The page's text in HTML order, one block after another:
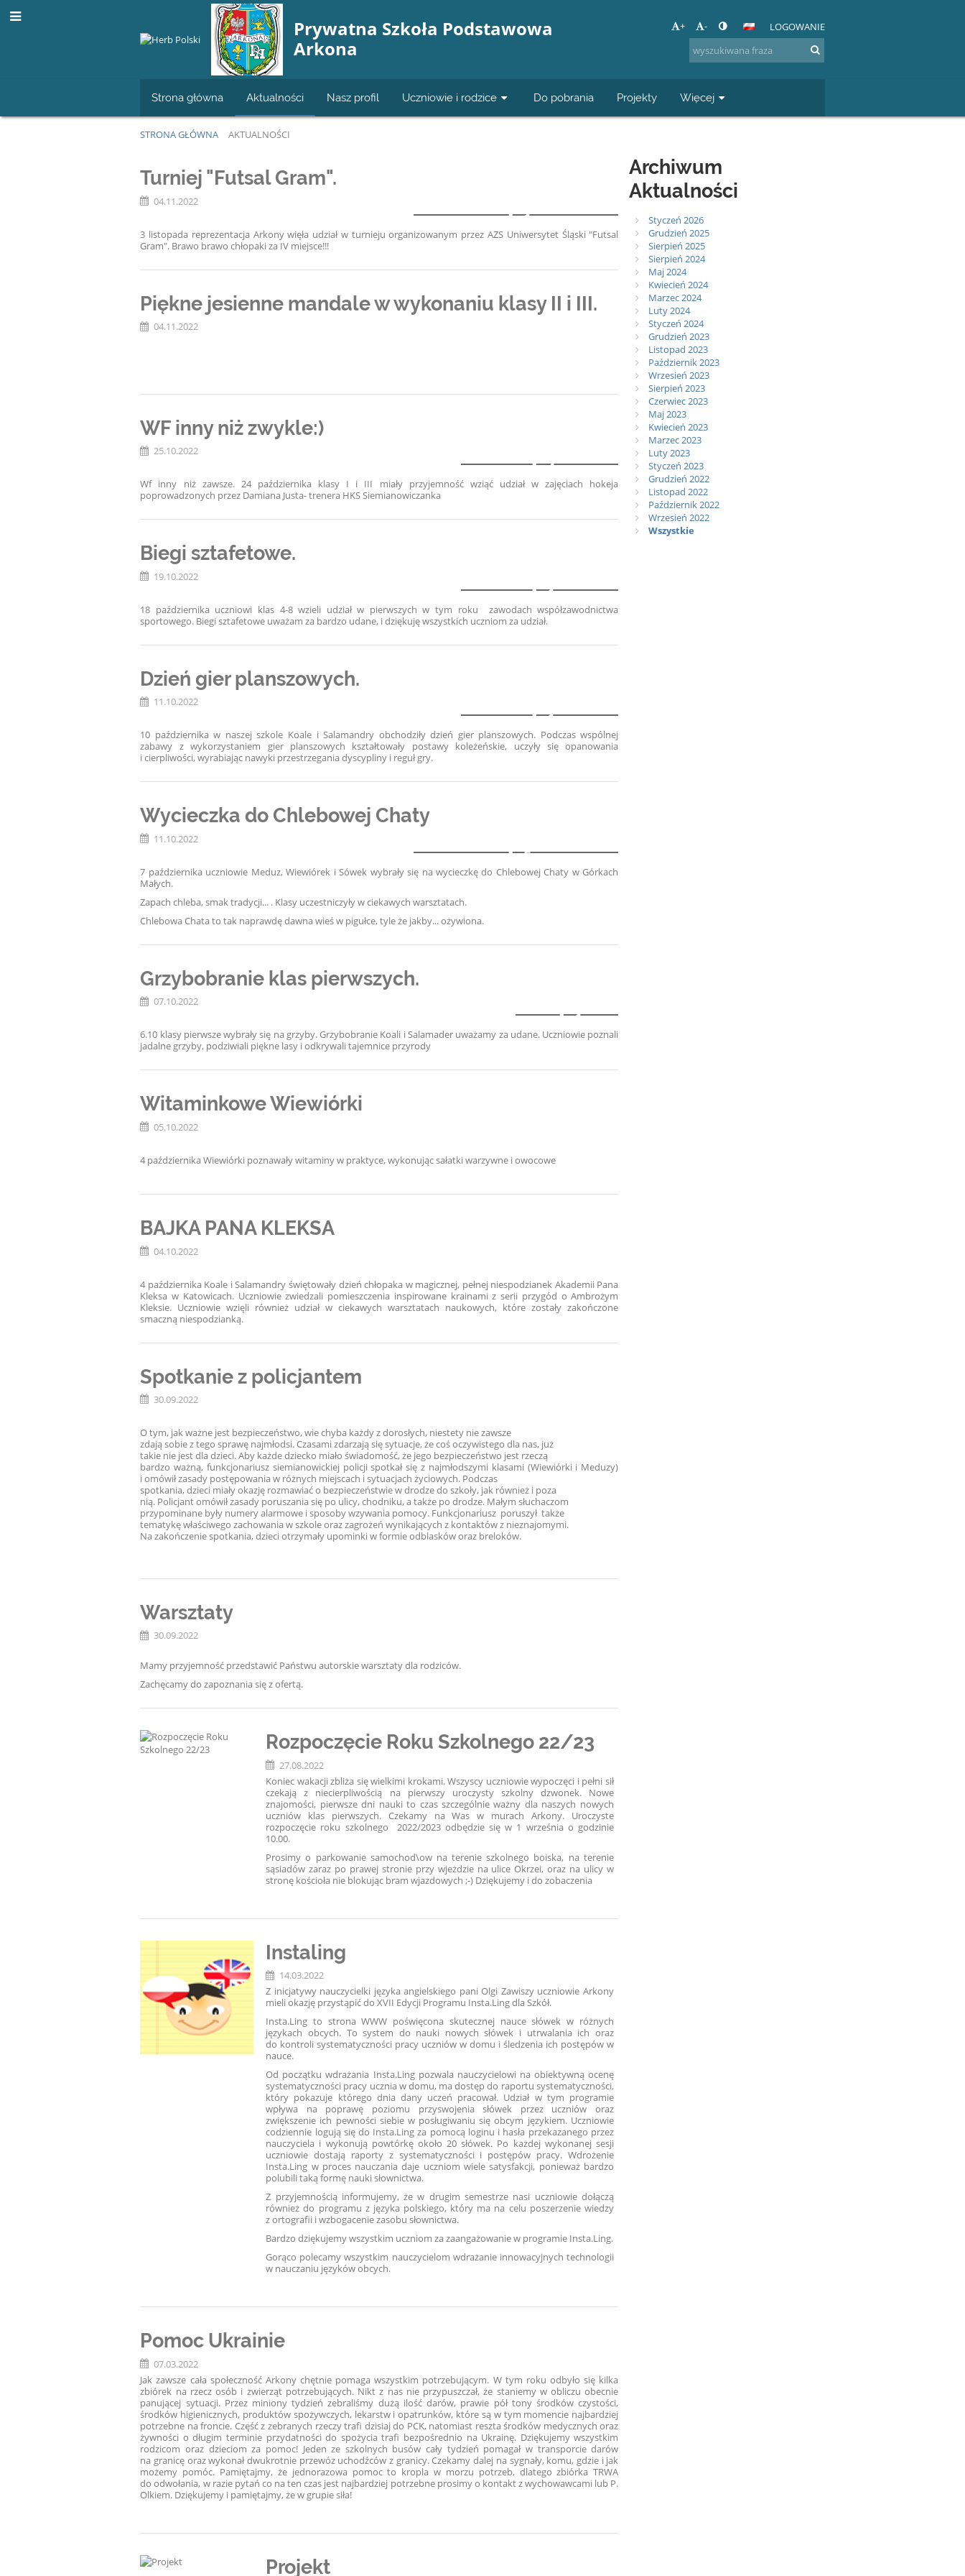
Prywatna Szkoła Podstawowa
Arkona
+ - LOGOWANIE
Strona główna Aktualności Nasz profil Uczniowie i rodzice Do pobrania Projekty Więcej
STRONA GŁÓWNA AKTUALNOŚCI
Aktualności
Turniej "Futsal Gram".
04.11.2022
1
3 listopada reprezentacja Arkony więła udział w turnieju organizowanym przez AZS Uniwersytet Śląski "Futsal
Gram". Brawo brawo chłopaki za IV miejsce!!!
Piękne jesienne mandale w wykonaniu klasy II i III.
04.11.2022
WF inny niż zwykle:)
25.10.2022
4
Wf inny niż zawsze. 24 października klasy I i III miały przyjemność wziąć udział w zajęciach hokeja
poprowadzonych przez Damiana Justa- trenera HKS Siemianowiczanka
Biegi sztafetowe.
19.10.2022
1
18 października uczniowi klas 4-8 wzieli udział w pierwszych w tym roku zawodach współzawodnictwa
sportowego. Biegi sztafetowe uważam za bardzo udane, i dziękuję wszystkich uczniom za udział.
Dzień gier planszowych.
11.10.2022
1
10 października w naszej szkole Koale i Salamandry obchodziły dzień gier planszowych. Podczas wspólnej
zabawy z wykorzystaniem gier planszowych kształtowały postawy koleżeńskie, uczyły się opanowania
i cierpliwości, wyrabiając nawyki przestrzegania dyscypliny i reguł gry.
Wycieczka do Chlebowej Chaty
11.10.2022
5
7 października uczniowie Meduz, Wiewiórek i Sówek wybrały się na wycieczkę do Chlebowej Chaty w Górkach
Małych.
Zapach chleba, smak tradycji... . Klasy uczestniczyły w ciekawych warsztatach.
Chlebowa Chata to tak naprawdę dawna wieś w pigułce, tyle że jakby... ożywiona.
Grzybobranie klas pierwszych.
07.10.2022
1
6.10 klasy pierwsze wybrały się na grzyby. Grzybobranie Koali i Salamader uważamy za udane. Uczniowie poznali
jadalne grzyby, podziwiali piękne lasy i odkrywali tajemnice przyrody
Witaminkowe Wiewiórki
05.10.2022
4 października Wiewiórki poznawały witaminy w praktyce, wykonując sałatki warzywne i owocowe
BAJKA PANA KLEKSA
04.10.2022
4 października Koale i Salamandry świętowały dzień chłopaka w magicznej, pełnej niespodzianek Akademii Pana
Kleksa w Katowicach. Uczniowie zwiedzali pomieszczenia inspirowane krainami z serii przygód o Ambrożym
Kleksie. Uczniowie wzięli również udział w ciekawych warsztatach naukowych, które zostały zakończone
smaczną niespodzianką.
Spotkanie z policjantem
30.09.2022
O tym, jak ważne jest bezpieczeństwo, wie chyba każdy z dorosłych, niestety nie zawsze
zdają sobie z tego sprawę najmłodsi. Czasami zdarzają się sytuacje, że coś oczywistego dla nas, już
takie nie jest dla dzieci. Aby każde dziecko miało świadomość, że jego bezpieczeństwo jest rzeczą
bardzo ważną, funkcjonariusz siemianowickiej policji spotkał się z najmłodszymi klasami (Wiewiórki i Meduzy)
i omówił zasady postępowania w różnych miejscach i sytuacjach życiowych. Podczas
spotkania, dzieci miały okazję rozmawiać o bezpieczeństwie w drodze do szkoły, jak również i poza
nią. Policjant omówił zasady poruszania się po ulicy, chodniku, a także po drodze. Małym słuchaczom
przypominane były numery alarmowe i sposoby wzywania pomocy. Funkcjonariusz poruszył także
tematykę właściwego zachowania w szkole oraz zagrożeń wynikających z kontaktów z nieznajomymi.
Na zakończenie spotkania, dzieci otrzymały upominki w formie odblasków oraz breloków.
Warsztaty
30.09.2022
Mamy przyjemność przedstawić Państwu autorskie warsztaty dla rodziców.
Zachęcamy do zapoznania się z ofertą.
Rozpoczęcie Roku Szkolnego 22/23
27.08.2022
Koniec wakacji zbliża się wielkimi krokami. Wszyscy uczniowie wypoczęci i pełni sił
czekają z niecierpliwością na pierwszy uroczysty szkolny dzwonek. Nowe
znajomości, pierwsze dni nauki to czas szczególnie ważny dla naszych nowych
uczniów klas pierwszych. Czekamy na Was w murach Arkony. Uroczyste
rozpoczęcie roku szkolnego 2022/2023 odbędzie się w 1 września o godzinie
10.00.
Prosimy o parkowanie samochod\ow na terenie szkolnego boiska, na terenie
sąsiadów zaraz po prawej stronie przy wjeżdzie na ulice Okrzei, oraz na ulicy w
stronę kościoła nie blokując bram wjazdowych ;-) Dziękujemy i do zobaczenia
Instaling
14.03.2022
Z inicjatywy nauczycielki języka angielskiego pani Olgi Zawiszy uczniowie Arkony
mieli okazję przystąpić do XVII Edycji Programu Insta.Ling dla Szkół.
Insta.Ling to strona WWW poświęcona skutecznej nauce słówek w różnych
językach obcych. To system do nauki nowych słówek i utrwalania ich oraz
do kontroli systematyczności pracy uczniów w domu i śledzenia ich postępów w
nauce.
Od początku wdrażania Insta.Ling pozwala nauczycielowi na obiektywną ocenę
systematyczności pracy ucznia w domu, ma dostęp do raportu systematyczności,
który pokazuje którego dnia dany uczeń pracował. Udział w tym programie
wpływa na poprawę poziomu przyswojenia słówek przez uczniów oraz
zwiększenie ich pewności siebie w posługiwaniu się obcym językiem. Uczniowie
codziennie logują się do Insta.Ling za pomocą loginu i hasła przekazanego przez
nauczyciela i wykonują powtórkę około 20 słówek. Po każdej wykonanej sesji
uczniowie dostają raporty z systematyczności i postępów pracy. Wdrożenie
Insta.Ling w proces nauczania daje uczniom wiele satysfakcji, ponieważbardzo
polubili taką formę nauki słownictwa.
Z przyjemnością informujemy, że w drugim semestrze nasi uczniowie dołączą
również do programu z języka polskiego, który ma na celu poszerzenie wiedzy
z ortografii i wzbogacenie zasobu słownictwa.
Bardzo dziękujemy wszystkim uczniom za zaangażowanie w programie Insta.Ling.
Gorąco polecamy wszystkim nauczycielom wdrażanie innowacyjnych technologii
w nauczaniu języków obcych.
Pomoc Ukrainie
07.03.2022
Jak zawsze cała społeczność Arkony chętnie pomaga wszystkim potrzebującym. W tym roku odbyło się kilka
zbiórek na rzecz osób i zwierząt potrzebujących. Nikt z nas nie przypuszczał, że staniemy w obliczu obecnie
panującej sytuacji. Przez miniony tydzień zebraliśmy dużą ilość darów, prawie pół tony środków czystości,
środków higienicznych, produktów spożywczych, lekarstw i opatrunków, które są w tym momencie najbardziej
potrzebne na froncie. Część z zebranych rzeczy trafi dzisiaj do PCK, natomiast reszta środków medycznych oraz
żywności o długim terminie przydatności do spożycia trafi bezpośrednio na Ukrainę. Dziękujemy wszystkim
rodzicom oraz dzieciom za pomoc! Jeden ze szkolnych busów cały tydzień pomagał w transporcie darów
na granicę oraz wykonał dwukrotnie przewóz uchodźców z granicy. Czekamy dalej na sygnały, komu, gdzie i jak
możemy pomóc. Pamiętajmy, że jednorazowa pomoc to kropla w morzu potrzeb, dlatego zbiórka TRWA
do odwołania, w razie pytań co na ten czas jest najbardziej potrzebne prosimy o kontakt z wychowawcami lub P.
Olkiem. Dziękujemy i pamiętajmy, że w grupie siła!
Projekt
Archiwum
Aktualności
Styczeń 2026
Grudzień 2025
Sierpień 2025
Sierpień 2024
Maj 2024
Kwiecień 2024
Marzec 2024
Luty 2024
Styczeń 2024
Grudzień 2023
Listopad 2023
Październik 2023
Wrzesień 2023
Sierpień 2023
Czerwiec 2023
Maj 2023
Kwiecień 2023
Marzec 2023
Luty 2023
Styczeń 2023
Grudzień 2022
Listopad 2022
Październik 2022
Wrzesień 2022
Wszystkie